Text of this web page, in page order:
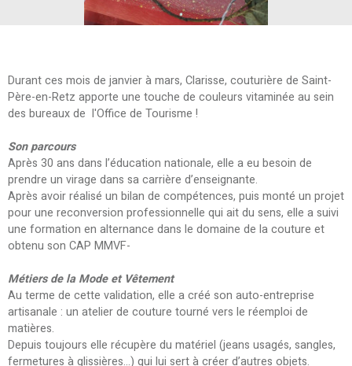
Durant ces mois de janvier à mars, Clarisse, couturière de Saint-
Père-en-Retz apporte une touche de couleurs vitaminée au sein
des bureaux de l'Office de Tourisme !
Son parcours
Après 30 ans dans l’éducation nationale, elle a eu besoin de
prendre un virage dans sa carrière d’enseignante.
Après avoir réalisé un bilan de compétences, puis monté un projet
pour une reconversion professionnelle qui ait du sens, elle a suivi
une formation en alternance dans le domaine de la couture et
obtenu son CAP MMVF-
Métiers de la Mode et Vêtement
Au terme de cette validation, elle a créé son auto-entreprise
artisanale : un atelier de couture tourné vers le réemploi de
matières.
Depuis toujours elle récupère du matériel (jeans usagés, sangles,
fermetures à glissières…) qui lui sert à créer d’autres objets.